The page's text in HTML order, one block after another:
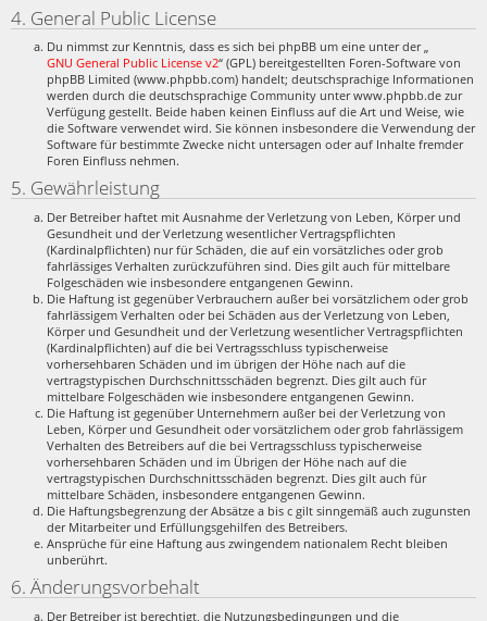
4. General Public License
Du nimmst zur Kenntnis, dass es sich bei phpBB um eine unter der „
GNU General Public License v2“ (GPL) bereitgestellten Foren-Software von
phpBB Limited (www.phpbb.com) handelt; deutschsprachige Informationen
werden durch die deutschsprachige Community unter www.phpbb.de zur
Verfügung gestellt. Beide haben keinen Einfluss auf die Art und Weise, wie
die Software verwendet wird. Sie können insbesondere die Verwendung der
Software für bestimmte Zwecke nicht untersagen oder auf Inhalte fremder
Foren Einfluss nehmen.
5. Gewährleistung
Der Betreiber haftet mit Ausnahme der Verletzung von Leben, Körper und
Gesundheit und der Verletzung wesentlicher Vertragspflichten
(Kardinalpflichten) nur für Schäden, die auf ein vorsätzliches oder grob
fahrlässiges Verhalten zurückzuführen sind. Dies gilt auch für mittelbare
Folgeschäden wie insbesondere entgangenen Gewinn.
Die Haftung ist gegenüber Verbrauchern außer bei vorsätzlichem oder grob
fahrlässigem Verhalten oder bei Schäden aus der Verletzung von Leben,
Körper und Gesundheit und der Verletzung wesentlicher Vertragspflichten
(Kardinalpflichten) auf die bei Vertragsschluss typischerweise
vorhersehbaren Schäden und im übrigen der Höhe nach auf die
vertragstypischen Durchschnittsschäden begrenzt. Dies gilt auch für
mittelbare Folgeschäden wie insbesondere entgangenen Gewinn.
Die Haftung ist gegenüber Unternehmern außer bei der Verletzung von
Leben, Körper und Gesundheit oder vorsätzlichem oder grob fahrlässigem
Verhalten des Betreibers auf die bei Vertragsschluss typischerweise
vorhersehbaren Schäden und im Übrigen der Höhe nach auf die
vertragstypischen Durchschnittsschäden begrenzt. Dies gilt auch für
mittelbare Schäden, insbesondere entgangenen Gewinn.
Die Haftungsbegrenzung der Absätze a bis c gilt sinngemäß auch zugunsten
der Mitarbeiter und Erfüllungsgehilfen des Betreibers.
Ansprüche für eine Haftung aus zwingendem nationalem Recht bleiben
unberührt.
6. Änderungsvorbehalt
Der Betreiber ist berechtigt, die Nutzungsbedingungen und die